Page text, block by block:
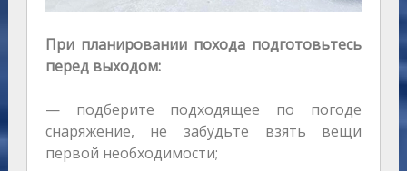
При планировании похода подготовьтесь
перед выходом:
— подберите подходящее по погоде
снаряжение, не забудьте взять вещи
первой необходимости;